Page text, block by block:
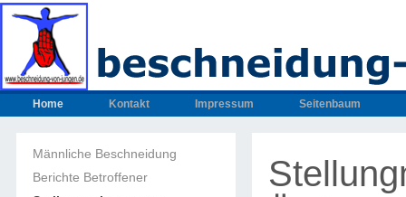
Home Kontakt Impressum Seitenbaum
Männliche Beschneidung
Berichte Betroffener